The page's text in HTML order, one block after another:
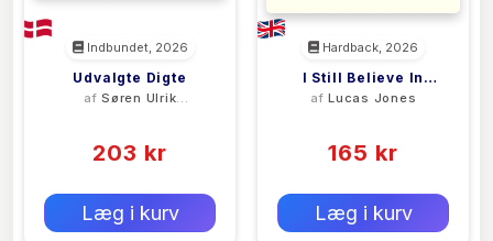
Indbundet, 2026
Udvalgte Digte
af Søren Ulrik
203 kr
Læg i kurv
Hardback, 2026
I Still Believe In
Miracles
af Lucas Jones
165 kr
Læg i kurv